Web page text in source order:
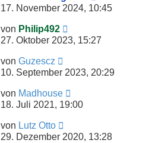
17. November 2024, 10:45
von Philip492
27. Oktober 2023, 15:27
von Guzescz
10. September 2023, 20:29
von Madhouse
18. Juli 2021, 19:00
von Lutz Otto
29. Dezember 2020, 13:28